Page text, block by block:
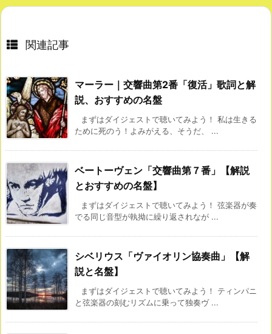
関連記事
マーラー｜交響曲第2番「復活」歌詞と解
説、おすすめの名盤
まずはダイジェストで聴いてみよう！ 私は生きる
ために死のう！よみがえる、そうだ、 ...
ベートーヴェン「交響曲第７番」【解説
とおすすめの名盤】
まずはダイジェストで聴いてみよう！ 弦楽器が奏
でる同じ音型が執拗に繰り返されなが ...
シベリウス「ヴァイオリン協奏曲」【解
説と名盤】
まずはダイジェストで聴いてみよう！ ティンパニ
と弦楽器の刻むリズムに乗って独奏ヴ ...